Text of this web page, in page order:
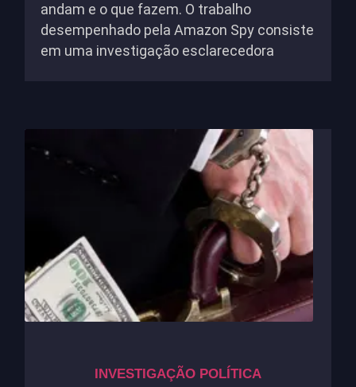
andam e o que fazem. O trabalho
desempenhado pela Amazon Spy consiste
em uma investigação esclarecedora
INVESTIGAÇÃO POLÍTICA